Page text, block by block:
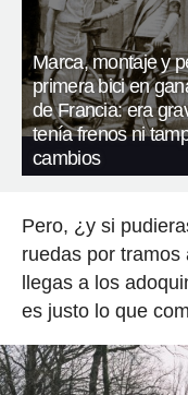
Marca, montaje y
primera bici en
de Francia: era
tenía frenos ni
cambios
Pero, ¿y si
ruedas por
llegas a los
es justo lo que